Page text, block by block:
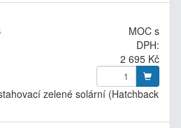
MOC s
DPH:
2 695 Kč
zelené solární (Hatchback